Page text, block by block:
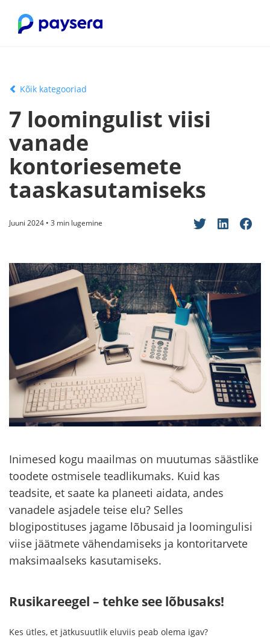
Kõik kategooriad
7 loomingulist viisi
vanade
kontoriesemete
taaskasutamiseks
Juuni 2024 • 3 min lugemine
Inimesed kogu maailmas on muutumas säästlike
toodete ostmisele teadlikumaks. Kuid kas
teadsite, et saate ka planeeti aidata, andes
vanadele asjadele teise elu? Selles
blogipostituses jagame lõbusaid ja loomingulisi
viise jäätmete vähendamiseks ja kontoritarvete
maksimaalseks kasutamiseks.
Rusikareegel – tehke see lõbusaks!
Kes ütles, et jätkusuutlik eluviis peab olema igav?